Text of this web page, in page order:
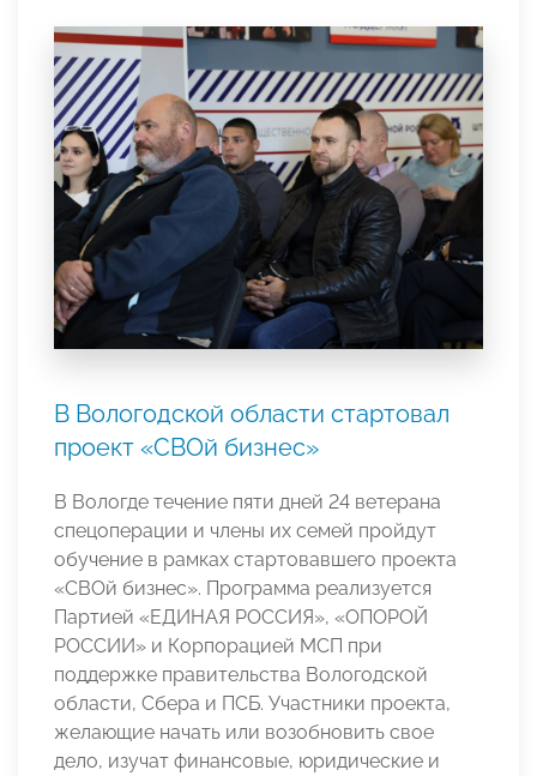
В Вологодской области стартовал
проект «СВОй бизнес»
В Вологде течение пяти дней 24 ветерана
спецоперации и члены их семей пройдут
обучение в рамках стартовавшего проекта
«СВОй бизнес». Программа реализуется
Партией «ЕДИНАЯ РОССИЯ», «ОПОРОЙ
РОССИИ» и Корпорацией МСП при
поддержке правительства Вологодской
области, Сбера и ПСБ. Участники проекта,
желающие начать или возобновить свое
дело, изучат финансовые, юридические и